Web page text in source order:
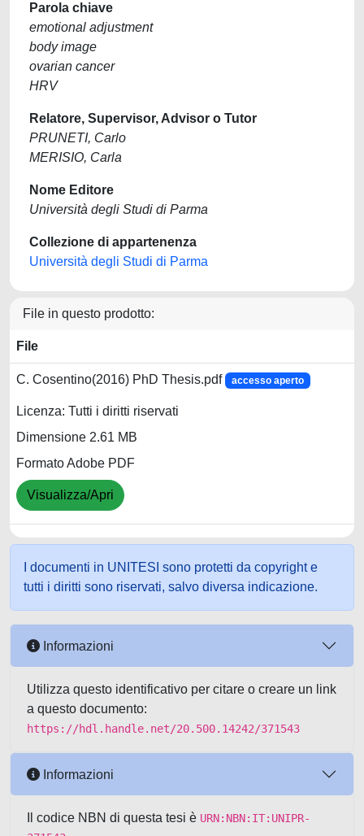
Parola chiave
emotional adjustment
body image
ovarian cancer
HRV
Relatore, Supervisor, Advisor o Tutor
PRUNETI, Carlo
MERISIO, Carla
Nome Editore
Università degli Studi di Parma
Collezione di appartenenza
Università degli Studi di Parma
File in questo prodotto:
File
C. Cosentino(2016) PhD Thesis.pdf accesso aperto
Licenza: Tutti i diritti riservati
Dimensione 2.61 MB
Formato Adobe PDF
Visualizza/Apri
I documenti in UNITESI sono protetti da copyright e
tutti i diritti sono riservati, salvo diversa indicazione.
Informazioni
Utilizza questo identificativo per citare o creare un link
a questo documento:
https://hdl.handle.net/20.500.14242/371543
Informazioni
Il codice NBN di questa tesi è URN:NBN:IT:UNIPR-